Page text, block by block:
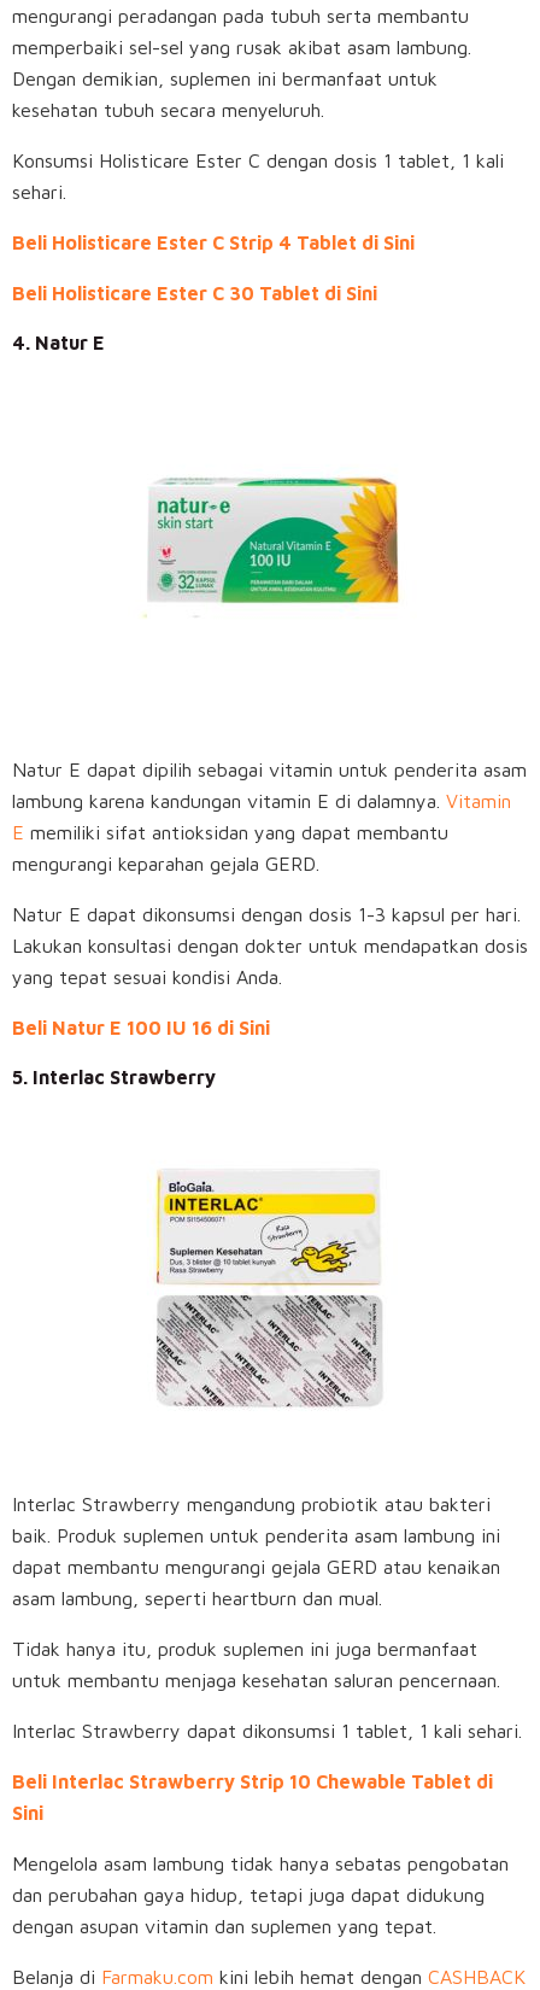
mengurangi peradangan pada tubuh serta membantu
memperbaiki sel-sel yang rusak akibat asam lambung.
Dengan demikian, suplemen ini bermanfaat untuk
kesehatan tubuh secara menyeluruh.
Konsumsi Holisticare Ester C dengan dosis 1 tablet, 1 kali
sehari.
Beli Holisticare Ester C Strip 4 Tablet di Sini
Beli Holisticare Ester C 30 Tablet di Sini
4. Natur E
Natur E dapat dipilih sebagai vitamin untuk penderita asam
lambung karena kandungan vitamin E di dalamnya. Vitamin
E memiliki sifat antioksidan yang dapat membantu
mengurangi keparahan gejala GERD.
Natur E dapat dikonsumsi dengan dosis 1-3 kapsul per hari.
Lakukan konsultasi dengan dokter untuk mendapatkan dosis
yang tepat sesuai kondisi Anda.
Beli Natur E 100 IU 16 di Sini
5. Interlac Strawberry
Interlac Strawberry mengandung probiotik atau bakteri
baik. Produk suplemen untuk penderita asam lambung ini
dapat membantu mengurangi gejala GERD atau kenaikan
asam lambung, seperti heartburn dan mual.
Tidak hanya itu, produk suplemen ini juga bermanfaat
untuk membantu menjaga kesehatan saluran pencernaan.
Interlac Strawberry dapat dikonsumsi 1 tablet, 1 kali sehari.
Beli Interlac Strawberry Strip 10 Chewable Tablet di
Sini
Mengelola asam lambung tidak hanya sebatas pengobatan
dan perubahan gaya hidup, tetapi juga dapat didukung
dengan asupan vitamin dan suplemen yang tepat.
Belanja di Farmaku.com kini lebih hemat dengan CASHBACK